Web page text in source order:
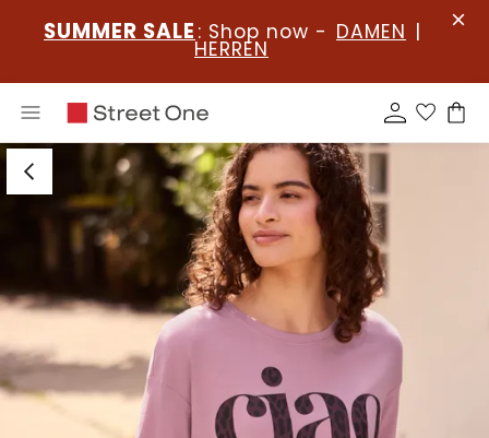
SUMMER SALE : Shop now - DAMEN |
HERREN